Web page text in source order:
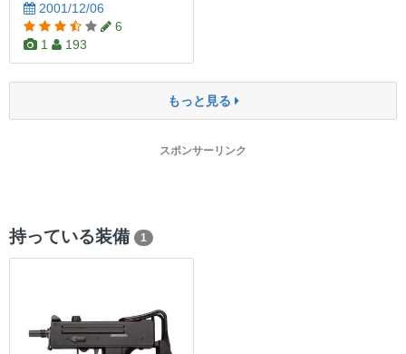
2001/12/06
6
1
193
もっと見る
スポンサーリンク
持っている装備 1